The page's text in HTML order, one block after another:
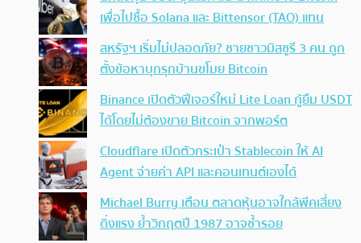
เพื่อไปซื้อ Solana และ Bittensor (TAO) แทน
สหรัฐฯ เริ่มไม่ปลอดภัย? ชายชาวมิสซูรี 3 คน ถูก
ตั้งข้อหาบุกรุกบ้านขโมย Bitcoin
Binance เปิดตัวฟีเจอร์ใหม่ Lite Loan กู้ยืม USDT
ได้โดยไม่ต้องขาย Bitcoin จากพอร์ต
Cloudflare เปิดตัวกระเป๋า Stablecoin ให้ AI
Agent จ่ายค่า API และคอนเทนต์เองได้
Michael Burry เตือน ตลาดหุ้นอาจใกล้พีคเสี่ยง
ดิ่งแรง ย้ำวิกฤตปี 1987 อาจซ้ำรอย